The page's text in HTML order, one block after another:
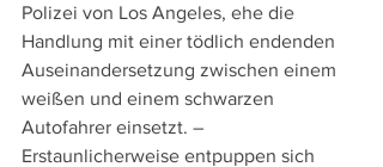
Polizei von Los Angeles, ehe die
Handlung mit einer tödlich endenden
Auseinandersetzung zwischen einem
weißen und einem schwarzen
Autofahrer einsetzt. –
Erstaunlicherweise entpuppen sich